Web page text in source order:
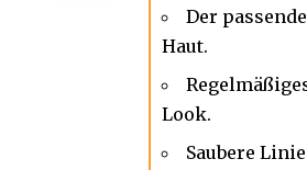
Der
Haut.
Look.
Saubere